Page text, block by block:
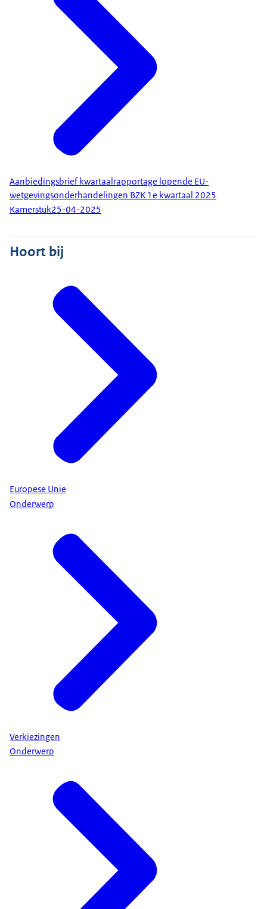
Aanbiedingsbrief kwartaalrapportage lopende EU-
wetgevingsonderhandelingen BZK 1e kwartaal 2025
Kamerstuk25-04-2025
Hoort bij
Europese Unie
Onderwerp
Verkiezingen
Onderwerp